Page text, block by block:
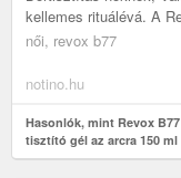
kellemes rituálévá. A
női, revox b77
notino.hu
Hasonlók, mint Revox
tisztító gél az arcra 150 ml